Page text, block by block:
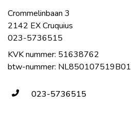
Crommelinbaan 3
2142 EX Cruquius
023-5736515
KVK nummer: 51638762
btw-nummer: NL850107519B01
023-5736515